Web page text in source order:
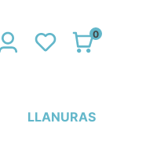
LLANURAS
0